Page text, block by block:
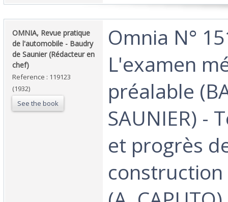
‎OMNIA, Revue pratique
de l'automobile - Baudry
de Saunier (Rédacteur en
chef)‎
Reference : 119123
(1932)
See the book
‎Omnia N°
L'examen
préalable
SAUNIER) -
et progrès
construction